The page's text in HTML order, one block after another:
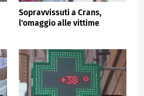
Sopravvissuti a Crans,
l'omaggio alle vittime